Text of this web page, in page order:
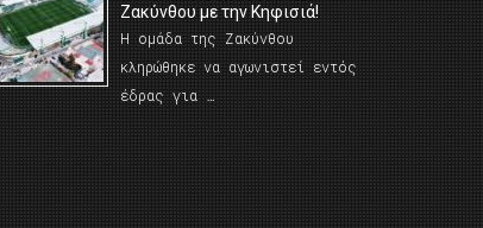
Ζακύνθου με την Κηφισιά!
Η ομάδα της Ζακύνθου
κληρώθηκε να αγωνιστεί εντός
έδρας για …